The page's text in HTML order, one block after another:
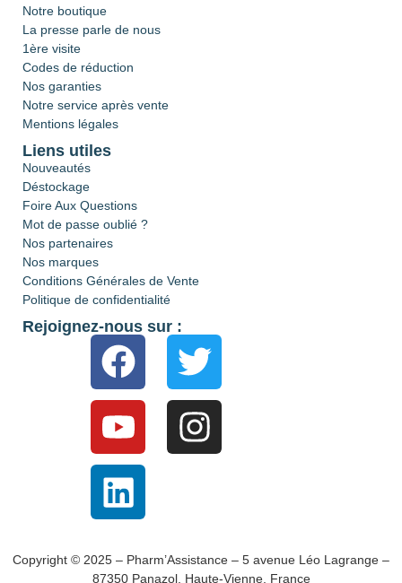
Notre boutique
La presse parle de nous
1ère visite
Codes de réduction
Nos garanties
Notre service après vente
Mentions légales
Liens utiles
Nouveautés
Déstockage
Foire Aux Questions
Mot de passe oublié ?
Nos partenaires
Nos marques
Conditions Générales de Vente
Politique de confidentialité
Rejoignez-nous sur :
Copyright © 2025 – Pharm’Assistance – 5 avenue Léo Lagrange –
87350 Panazol, Haute-Vienne, France